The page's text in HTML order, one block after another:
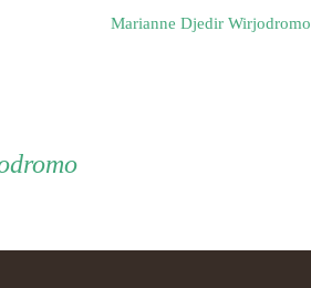
Marianne Djedir Wirjodromo